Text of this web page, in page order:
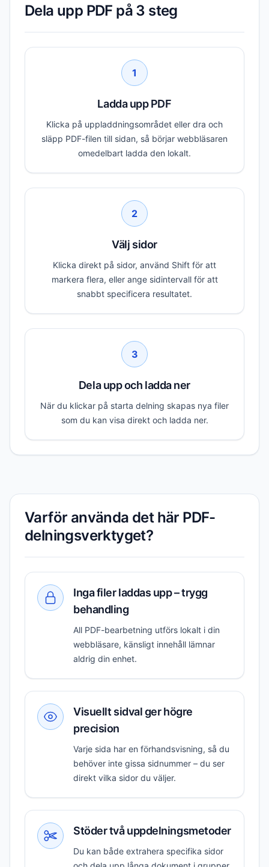
Dela upp PDF på 3 steg
1
Ladda upp PDF
Klicka på uppladdningsområdet eller dra och
släpp PDF-filen till sidan, så börjar webbläsaren
omedelbart ladda den lokalt.
2
Välj sidor
Klicka direkt på sidor, använd Shift för att
markera flera, eller ange sidintervall för att
snabbt specificera resultatet.
3
Dela upp och ladda ner
När du klickar på starta delning skapas nya filer
som du kan visa direkt och ladda ner.
Varför använda det här PDF-
delningsverktyget?
Inga filer laddas upp – trygg
behandling
All PDF-bearbetning utförs lokalt i din
webbläsare, känsligt innehåll lämnar
aldrig din enhet.
Visuellt sidval ger högre
precision
Varje sida har en förhandsvisning, så du
behöver inte gissa sidnummer – du ser
direkt vilka sidor du väljer.
Stöder två uppdelningsmetoder
Du kan både extrahera specifika sidor